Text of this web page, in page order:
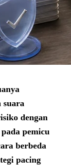
dengan
pemicu
berbeda
pacing